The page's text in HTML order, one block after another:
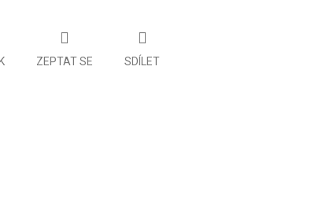
ZEPTAT SE SDÍLET